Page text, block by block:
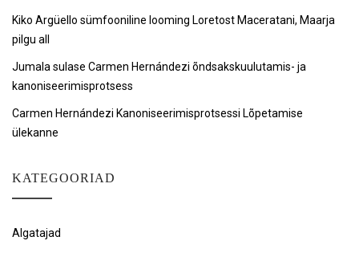
Kiko Argüello sümfooniline looming Loretost Maceratani, Maarja
pilgu all
Jumala sulase Carmen Hernándezi õndsakskuulutamis- ja
kanoniseerimisprotsess
Carmen Hernándezi Kanoniseerimisprotsessi Lõpetamise
ülekanne
KATEGOORIAD
Algatajad